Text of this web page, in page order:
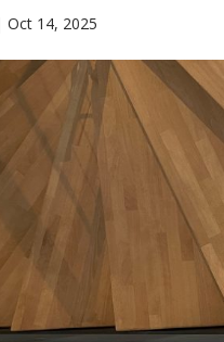
Oct 14, 2025